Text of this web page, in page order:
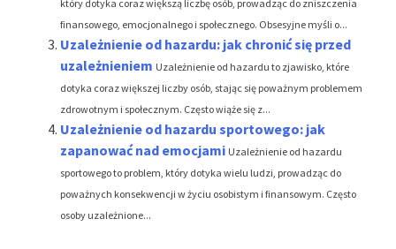
który dotyka coraz większą liczbę osób, prowadząc do zniszczenia
finansowego, emocjonalnego i społecznego. Obsesyjne myśli o...
Uzależnienie od hazardu: jak chronić się przed
uzależnieniem Uzależnienie od hazardu to zjawisko, które
dotyka coraz większej liczby osób, stając się poważnym problemem
zdrowotnym i społecznym. Często wiąże się z...
Uzależnienie od hazardu sportowego: jak
zapanować nad emocjami Uzależnienie od hazardu
sportowego to problem, który dotyka wielu ludzi, prowadząc do
poważnych konsekwencji w życiu osobistym i finansowym. Często
osoby uzależnione...